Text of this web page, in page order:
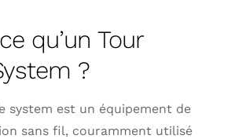
qu’un Tour
?
system est un équipement de
sans fil, couramment utilisé